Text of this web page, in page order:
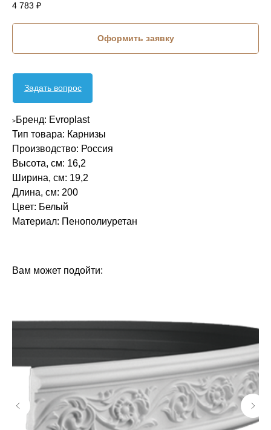
4 783 ₽
Оформить заявку
Задать вопрос
>Бренд: Evroplast
Тип товара: Карнизы
Производство: Россия
Высота, см: 16,2
Ширина, см: 19,2
Длина, см: 200
Цвет: Белый
Материал: Пенополиуретан‎‎
Вам может подойти: